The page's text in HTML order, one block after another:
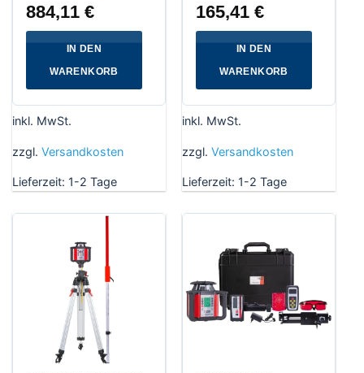
884,11€
IN DEN
WARENKORB
inkl. MwSt.
zzgl. Versandkosten
Lieferzeit: 1-2 Tage
165,41€
IN DEN
WARENKORB
inkl. MwSt.
zzgl. Versandkosten
Lieferzeit: 1-2 Tage